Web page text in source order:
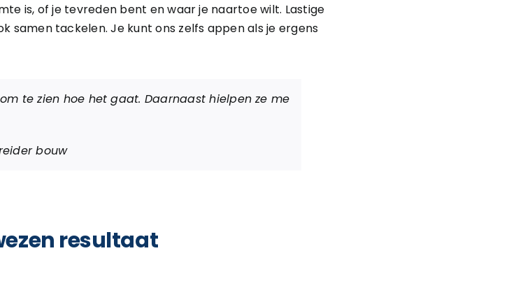
is, of je tevreden bent en waar je naartoe wilt. Lastige
samen tackelen. Je kunt ons zelfs appen als je ergens
te zien hoe het gaat. Daarnaast hielpen ze me
bouw
resultaat